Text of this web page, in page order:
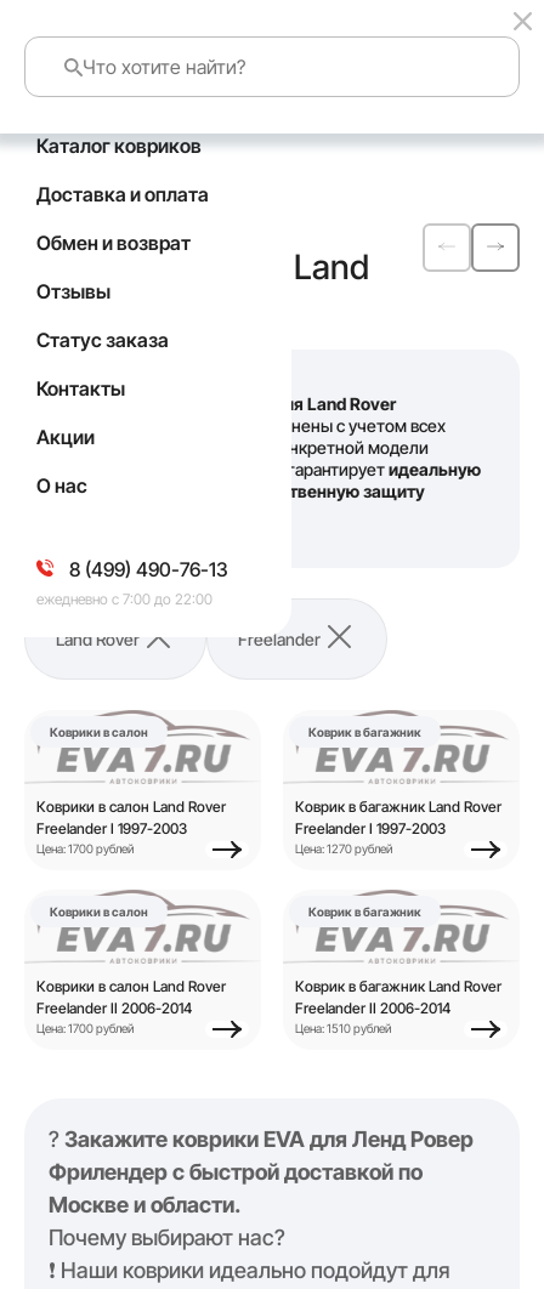
Каталог ковриков
Доставка и оплата
Обмен и возврат
Отзывы
Статус заказа
Контакты
Акции
О нас
8 (499) 490-76-13
ежедневно с 7:00 до 22:00
Автомобильные
коврикиEVA
для Land
Rover Freelander
коврики для Land Rover
выполнены с учетом всех
особенностей конкретной модели
автомобиля, что гарантируетидеальную
посадку и качественную защиту
Land Rover Freelander
Коврики в салон
Коврики в салон Land Rover
Freelander I 1997-2003
Цена: 1700 рублей
Коврик в багажник
Коврик в багажник Land Rover
Freelander I 1997-2003
Цена: 1270 рублей
Коврики в салон
Коврики в салон Land Rover
Freelander II 2006-2014
Цена: 1700 рублей
Коврик в багажник
Коврик в багажник Land Rover
Freelander II 2006-2014
Цена: 1510 рублей
?Закажите коврики EVA для Ленд Ровер
Фрилендер с быстрой доставкой по
Москве и области.
Почему выбирают нас?
❗️ Наши коврики идеально подойдут для